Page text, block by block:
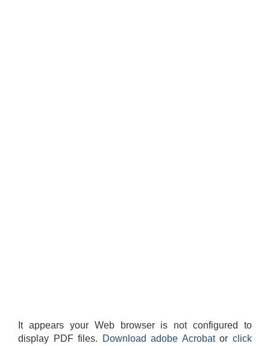
It appears your Web browser is not configured to
display PDF files.
Download adobe Acrobatorclick